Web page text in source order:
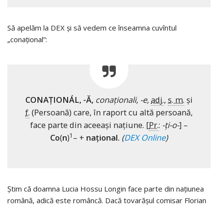
Să apelăm la DEX și să vedem ce înseamna cuvîntul
„conațional”:
CONAȚIONÁL, -Ă, conaționali, -e,adj., s. m. și
f. (Persoană) care, în raport cu altă persoană,
face parte din aceeași națiune. [Pr.: -ți-o-] –
Co(n)1 – + național. (DEX Online)
Știm că doamna Lucia Hossu Longin face parte din națiunea
română, adică este româncă. Dacă tovarășul comisar Florian